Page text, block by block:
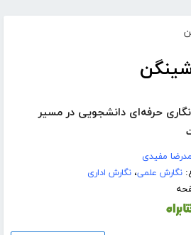
نگاری حرفه‌ای دانشجویی در مسیر
مفیدی
نگارش علمی،نگارش اداری